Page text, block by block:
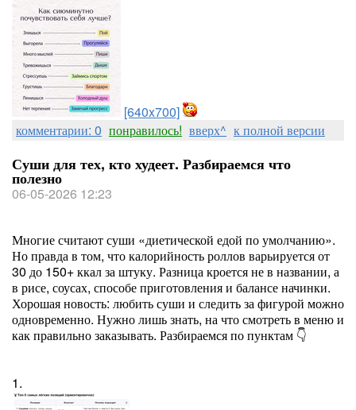
[640x700]
комментарии: 0 понравилось! вверх^ к полной версии
Суши для тех, кто худеет. Разбираемся что
полезно
06-05-2026 12:23
Многие считают суши «диетической едой по умолчанию».
Но правда в том, что калорийность роллов варьируется от
30 до 150+ ккал за штуку. Разница кроется не в названии, а
в рисе, соусах, способе приготовления и балансе начинки.
Хорошая новость: любить суши и следить за фигурой можно
одновременно. Нужно лишь знать, на что смотреть в меню и
как правильно заказывать. Разбираемся по пунктам 👇
1.